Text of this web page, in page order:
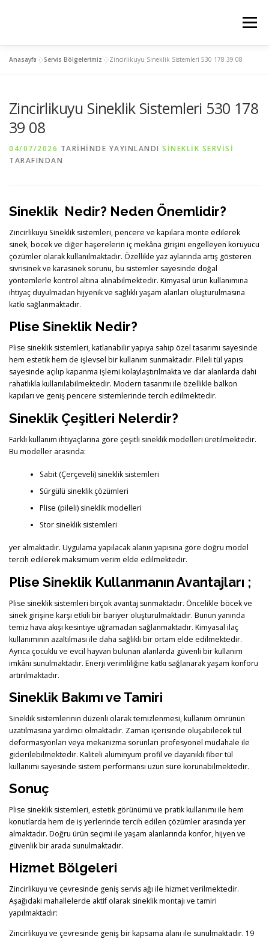
Menü
MENTEŞELİ SİNEKLİK SERVIS BÖLGELERIMIZ
İLETİSİM
Anasayfa »Servis Bölgelerimiz »Zincirlikuyu Sineklik Sistemleri 530 178 39 08
Zincirlikuyu Sineklik Sistemleri 530 178
39 08
04/07/2026 TARIHINDE YAYINLANDI SINEKLIK SERVISI
TARAFINDAN
Sineklik Nedir? Neden Önemlidir?
Zincirlikuyu Sineklik sistemleri, pencere ve kapılara monte edilerek
sinek, böcek ve diğer haşerelerin iç mekâna girişini engelleyen koruyucu
çözümler olarak kullanılmaktadır. Özellikle yaz aylarında artış gösteren
sivrisinek ve karasinek sorunu, bu sistemler sayesinde doğal
yöntemlerle kontrol altına alınabilmektedir. Kimyasal ürün kullanımına
ihtiyaç duyulmadan hijyenik ve sağlıklı yaşam alanları oluşturulmasına
katkı sağlanmaktadır.
Plise Sineklik Nedir?
Plise sineklik sistemleri, katlanabilir yapıya sahip özel tasarımı sayesinde
hem estetik hem de işlevsel bir kullanım sunmaktadır. Pileli tül yapısı
sayesinde açılıp kapanma işlemi kolaylaştırılmakta ve dar alanlarda dahi
rahatlıkla kullanılabilmektedir. Modern tasarımı ile özellikle balkon
kapıları ve geniş pencere sistemlerinde tercih edilmektedir.
Sineklik Çeşitleri Nelerdir?
Farklı kullanım ihtiyaçlarına göre çeşitli sineklik modelleri üretilmektedir.
Bu modeller arasında:
Sabit (Çerçeveli) sineklik sistemleri
Sürgülü sineklik çözümleri
Plise (pileli) sineklik modelleri
Stor sineklik sistemleri
yer almaktadır. Uygulama yapılacak alanın yapısına göre doğru model
tercih edilerek maksimum verim elde edilmektedir.
Plise Sineklik Kullanmanın Avantajları ;
Plise sineklik sistemleri birçok avantaj sunmaktadır. Öncelikle böcek ve
sinek girişine karşı etkili bir bariyer oluşturulmaktadır. Bunun yanında
temiz hava akışı kesintiye uğramadan sağlanmaktadır. Kimyasal ilaç
kullanımının azaltılması ile daha sağlıklı bir ortam elde edilmektedir.
Ayrıca çocuklu ve evcil hayvan bulunan alanlarda güvenli bir kullanım
imkânı sunulmaktadır. Enerji verimliliğine katkı sağlanarak yaşam konforu
artırılmaktadır.
Sineklik Bakımı ve Tamiri
Sineklik sistemlerinin düzenli olarak temizlenmesi, kullanım ömrünün
uzatılmasına yardımcı olmaktadır. Zaman içerisinde oluşabilecek tül
deformasyonları veya mekanizma sorunları profesyonel müdahale ile
giderilebilmektedir. Kaliteli alüminyum profil ve dayanıklı fiber tül
kullanımı sayesinde sistem performansı uzun süre korunabilmektedir.
Sonuç
Plise sineklik sistemleri, estetik görünümü ve pratik kullanımı ile hem
konutlarda hem de iş yerlerinde tercih edilen çözümler arasında yer
almaktadır. Doğru ürün seçimi ile yaşam alanlarında konfor, hijyen ve
güvenlik bir arada sunulmaktadır.
Hizmet Bölgeleri
Zincirlikuyu ve çevresinde geniş servis ağı ile hizmet verilmektedir.
Aşağıdaki mahallelerde aktif olarak sineklik montajı ve tamiri
yapılmaktadır:
Zincirlikuyu ve çevresinde geniş bir kapsama alanı ile sunulmaktadır. 19